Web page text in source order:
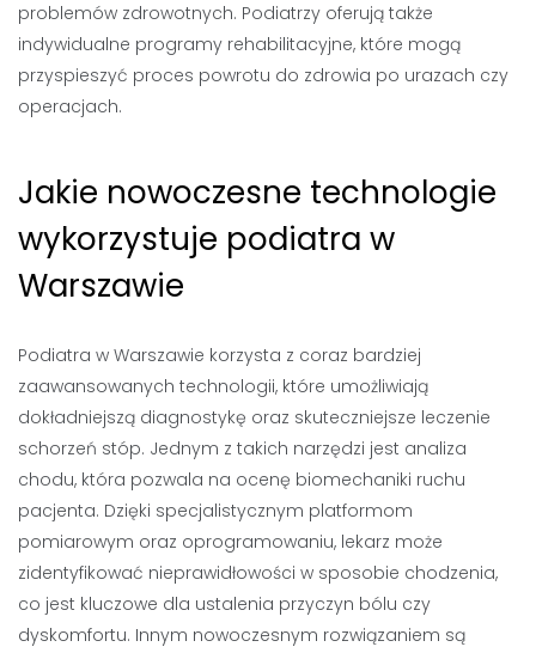
problemów zdrowotnych. Podiatrzy oferują także
indywidualne programy rehabilitacyjne, które mogą
przyspieszyć proces powrotu do zdrowia po urazach czy
operacjach.
Jakie nowoczesne technologie
wykorzystuje podiatra w
Warszawie
Podiatra w Warszawie korzysta z coraz bardziej
zaawansowanych technologii, które umożliwiają
dokładniejszą diagnostykę oraz skuteczniejsze leczenie
schorzeń stóp. Jednym z takich narzędzi jest analiza
chodu, która pozwala na ocenę biomechaniki ruchu
pacjenta. Dzięki specjalistycznym platformom
pomiarowym oraz oprogramowaniu, lekarz może
zidentyfikować nieprawidłowości w sposobie chodzenia,
co jest kluczowe dla ustalenia przyczyn bólu czy
dyskomfortu. Innym nowoczesnym rozwiązaniem są